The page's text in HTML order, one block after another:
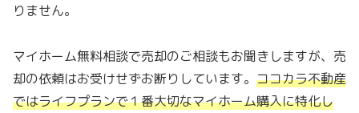
りません。
マイホーム無料相談で売却のご相談もお聞きしますが、売
却の依頼はお受けせずお断りしています。 ココカラ不動産
ではライフプランで１番大切なマイホーム購入に特化し